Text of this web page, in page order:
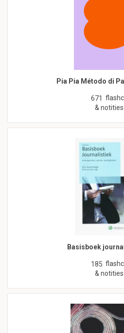
Pia Pia Método di
671
& notities
Basisboek
185
& notities